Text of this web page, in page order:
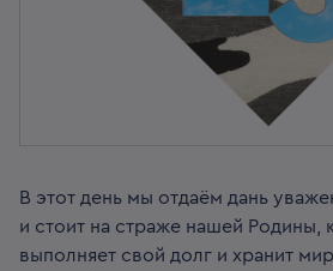
В этот день мы отдаём дань
и стоит на страже нашей Родины,
выполняет свой долг и хранит